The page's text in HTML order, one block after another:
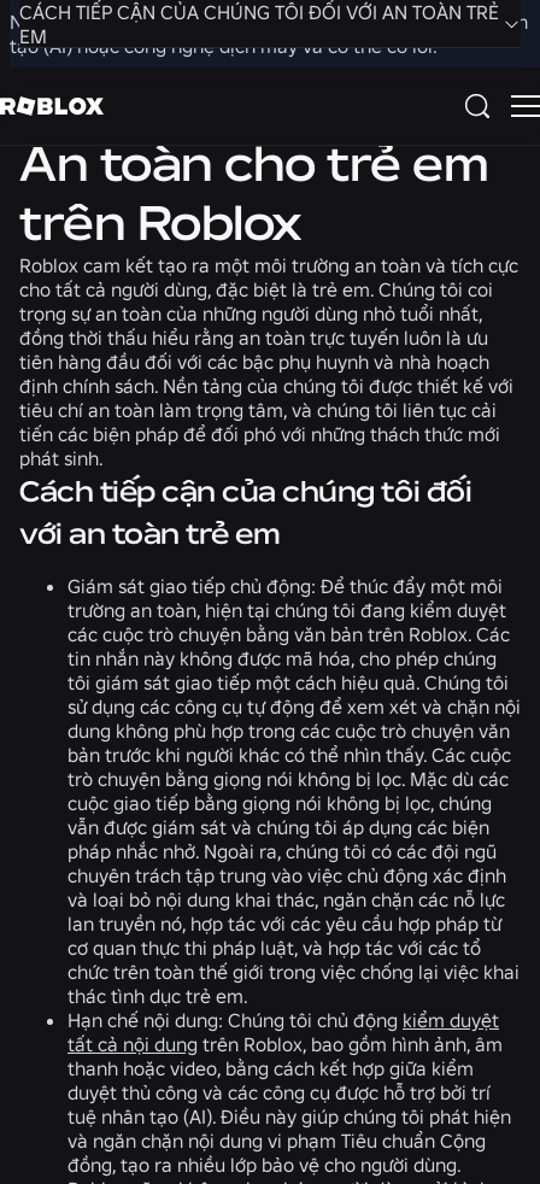
Nội dung trên trang web này đã được dịch bằng trí tuệ nhân
tạo (AI) hoặc công nghệ dịch máy và có thể có lỗi.
CÁCH TIẾP CẬN CỦA CHÚNG TÔI ĐỐI VỚI AN TOÀN TRẺ
EM
CÁCH TIẾP CẬN CỦA CHÚNG TÔI ĐỐI VỚI AN TOÀN TRẺ
KIỂM SOÁT CỦA PHỤ HUYNH TRÊN ROBLOX
CÁCH BÁO CÁO VI PHẠM
TÀI NGUYÊN HỖ TRỢ
Quay lại hướng dẫn dành cho gia đình
An toàn cho trẻ em
trên Roblox
Roblox cam kết tạo ra một môi trường an toàn và tích cực
cho tất cả người dùng, đặc biệt là trẻ em. Chúng tôi coi
trọng sự an toàn của những người dùng nhỏ tuổi nhất,
đồng thời thấu hiểu rằng an toàn trực tuyến luôn là ưu
tiên hàng đầu đối với các bậc phụ huynh và nhà hoạch
định chính sách. Nền tảng của chúng tôi được thiết kế với
tiêu chí an toàn làm trọng tâm, và chúng tôi liên tục cải
tiến các biện pháp để đối phó với những thách thức mới
phát sinh.
Cách tiếp cận của chúng tôi đối
với an toàn trẻ em
Giám sát giao tiếp chủ động: Để thúc đẩy một môi
trường an toàn, hiện tại chúng tôi đang kiểm duyệt
các cuộc trò chuyện bằng văn bản trên Roblox. Các
tin nhắn này không được mã hóa, cho phép chúng
tôi giám sát giao tiếp một cách hiệu quả. Chúng tôi
sử dụng các công cụ tự động để xem xét và chặn nội
dung không phù hợp trong các cuộc trò chuyện văn
bản trước khi người khác có thể nhìn thấy. Các cuộc
trò chuyện bằng giọng nói không bị lọc. Mặc dù các
cuộc giao tiếp bằng giọng nói không bị lọc, chúng
vẫn được giám sát và chúng tôi áp dụng các biện
pháp nhắc nhở. Ngoài ra, chúng tôi có các đội ngũ
chuyên trách tập trung vào việc chủ động xác định
và loại bỏ nội dung khai thác, ngăn chặn các nỗ lực
lan truyền nó, hợp tác với các yêu cầu hợp pháp từ
cơ quan thực thi pháp luật, và hợp tác với các tổ
chức trên toàn thế giới trong việc chống lại việc khai
thác tình dục trẻ em.
Hạn chế nội dung: Chúng tôi chủ động kiểm duyệt
tất cả nội dung trên Roblox, bao gồm hình ảnh, âm
thanh hoặc video, bằng cách kết hợp giữa kiểm
duyệt thủ công và các công cụ được hỗ trợ bởi trí
tuệ nhân tạo (AI). Điều này giúp chúng tôi phát hiện
và ngăn chặn nội dung vi phạm Tiêu chuẩn Cộng
đồng, tạo ra nhiều lớp bảo vệ cho người dùng.